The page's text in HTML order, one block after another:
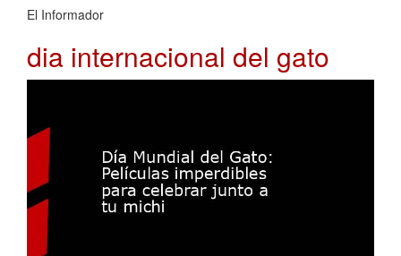
El Informador
dia internacional del gato